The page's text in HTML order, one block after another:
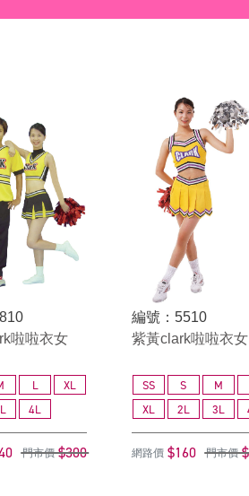
啦啦衣女
L
XL
4L
門市價 $300
編號：5510
紫黃clark啦啦衣女
SS S M
XL
2L 3L
網路價 $160 門市價